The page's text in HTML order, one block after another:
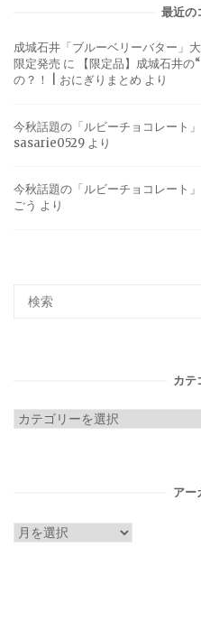
最近の
成城石井「ブルーベリーバター」
限定発売 に
【限定品】成城石井
の？！ | おにぎりまとめ より
今秋話題の「ルビーチョコレート
sasarie0529 より
今秋話題の「ルビーチョコレート
ごう より
カテ
カ
アー
ア